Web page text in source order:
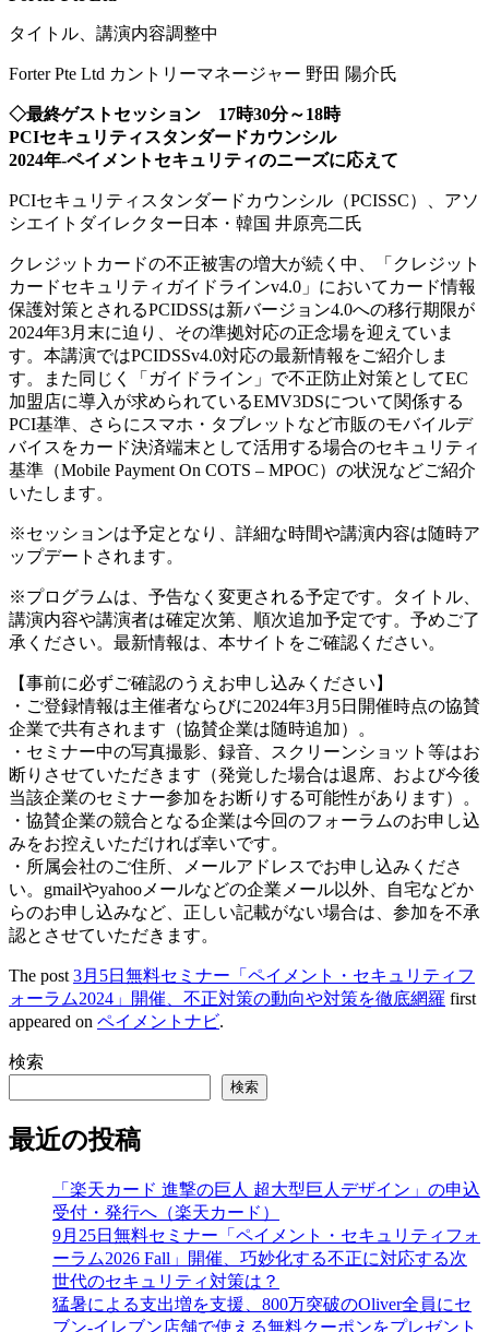
タイトル、講演内容調整中
Forter Pte Ltd カントリーマネージャー 野田 陽介氏
◇最終ゲストセッション 17時30分～18時
PCIセキュリティスタンダードカウンシル
2024年‐ペイメントセキュリティのニーズに応えて
PCIセキュリティスタンダードカウンシル（PCISSC）、アソ
シエイトダイレクター日本・韓国 井原亮二氏
クレジットカードの不正被害の増大が続く中、「クレジット
カードセキュリティガイドラインv4.0」においてカード情報
保護対策とされるPCIDSSは新バージョン4.0への移行期限が
2024年3月末に迫り、その準拠対応の正念場を迎えていま
す。本講演ではPCIDSSv4.0対応の最新情報をご紹介しま
す。また同じく「ガイドライン」で不正防止対策としてEC
加盟店に導入が求められているEMV3DSについて関係する
PCI基準、さらにスマホ・タブレットなど市販のモバイルデ
バイスをカード決済端末として活用する場合のセキュリティ
基準（Mobile Payment On COTS – MPOC）の状況などご紹介
いたします。
※セッションは予定となり、詳細な時間や講演内容は随時ア
ップデートされます。
※プログラムは、予告なく変更される予定です。タイトル、
講演内容や講演者は確定次第、順次追加予定です。予めご了
承ください。最新情報は、本サイトをご確認ください。
【事前に必ずご確認のうえお申し込みください】
・ご登録情報は主催者ならびに2024年3月5日開催時点の協賛
企業で共有されます（協賛企業は随時追加）。
・セミナー中の写真撮影、録音、スクリーンショット等はお
断りさせていただきます（発覚した場合は退席、および今後
当該企業のセミナー参加をお断りする可能性があります）。
・協賛企業の競合となる企業は今回のフォーラムのお申し込
みをお控えいただければ幸いです。
・所属会社のご住所、メールアドレスでお申し込みくださ
い。gmailやyahooメールなどの企業メール以外、自宅などか
らのお申し込みなど、正しい記載がない場合は、参加を不承
認とさせていただきます。
The post 3月5日無料セミナー「ペイメント・セキュリティフ
ォーラム2024」開催、不正対策の動向や対策を徹底網羅 first
appeared on ペイメントナビ.
検索
検索
最近の投稿
「楽天カード 進撃の巨人 超大型巨人デザイン」の申込
受付・発行へ（楽天カード）
9月25日無料セミナー「ペイメント・セキュリティフォ
ーラム2026 Fall」開催、巧妙化する不正に対応する次
世代のセキュリティ対策は？
猛暑による支出増を支援、800万突破のOliver全員にセ
ブン‐イレブン店舗で使える無料クーポンをプレゼント